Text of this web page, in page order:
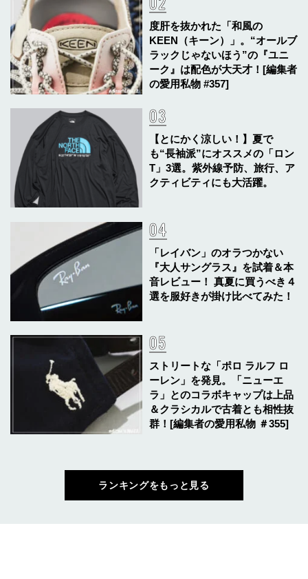
度肝を抜かれた「和風の
KEEN（キーン）」。“オールブ
ラックじゃないほう”の『ユニ
ーク』は配色が大天才！[編集者
の愛用私物 #357]
【とにかく涼しい！】夏で
も“長袖派”にオススメの「ロン
T」3選。紫外線予防、旅行、ア
クティビティにも大活躍。
「レイバン」のオラつかない
『大人サングラス』を試着＆本
音レビュー！ 真夏に買うべき４
選を服好きが掛け比べてみた！
ストリートな「ポロ ラルフ ロ
ーレン」を発見。「ニューエ
ラ」とのコラボキャップは上品
＆クラシカルで古着とも相性抜
群！[編集者の愛用私物 ＃355]
ランキングをもっと見る